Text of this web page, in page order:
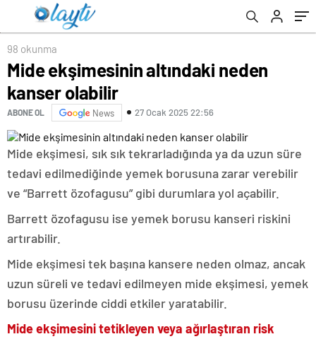
98 okunma
Mide ekşimesinin altındaki neden
kanser olabilir
ABONE OL News 27 Ocak 2025 22:56
Mide ekşimesi, sık sık tekrarladığında ya da uzun süre
tedavi edilmediğinde yemek borusuna zarar verebilir
ve “Barrett özofagusu” gibi durumlara yol açabilir.
Barrett özofagusu ise yemek borusu kanseri riskini
artırabilir.
Mide ekşimesi tek başına kansere neden olmaz, ancak
uzun süreli ve tedavi edilmeyen mide ekşimesi, yemek
borusu üzerinde ciddi etkiler yaratabilir.
Mide ekşimesini tetikleyen veya ağırlaştıran risk